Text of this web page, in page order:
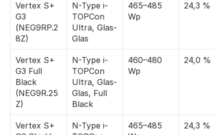
Vertex S+
G3
(NEG9RP.2
8Z)
N-Type i-
TOPCon
Ultra, Glas-
Glas
465–485
Wp
24,3 %
Vertex S+
G3 Full
Black
(NEG9R.25
Z)
N-Type i-
TOPCon
Ultra, Glas-
Glas, Full
Black
460–480
Wp
24,0 %
Vertex S+
N-Type i-
465–485
24,3 %